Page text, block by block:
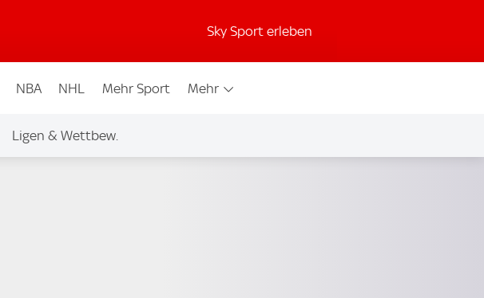
Sky Sport erleben
NBA NHL Mehr Sport Mehr
Ligen & Wettbew.